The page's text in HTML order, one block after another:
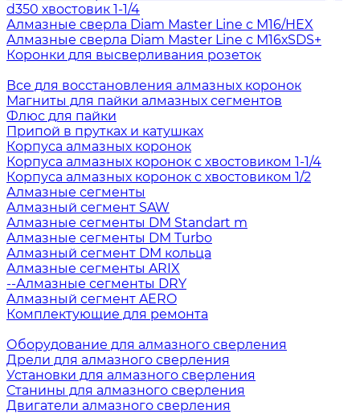
d350 хвостовик 1-1/4
Алмазные сверла Diam Master Line с М16/HEX
Алмазные сверла Diam Master Line с М16хSDS+
Коронки для высверливания розеток
Все для восстановления алмазных коронок
Магниты для пайки алмазных сегментов
Флюс для пайки
Припой в прутках и катушках
Корпуса алмазных коронок
Корпуса алмазных коронок с хвостовиком 1-1/4
Корпуса алмазных коронок с хвостовиком 1/2
Алмазные сегменты
Алмазный сегмент SAW
Алмазные сегменты DM Standart m
Алмазные сегменты DM Turbo
Алмазный сегмент DM кольца
Алмазные сегменты ARIX
--Алмазные сегменты DRY
Алмазный сегмент AERO
Комплектующие для ремонта
Оборудование для алмазного сверления
Дрели для алмазного сверления
Установки для алмазного сверления
Станины для алмазного сверления
Двигатели алмазного сверления